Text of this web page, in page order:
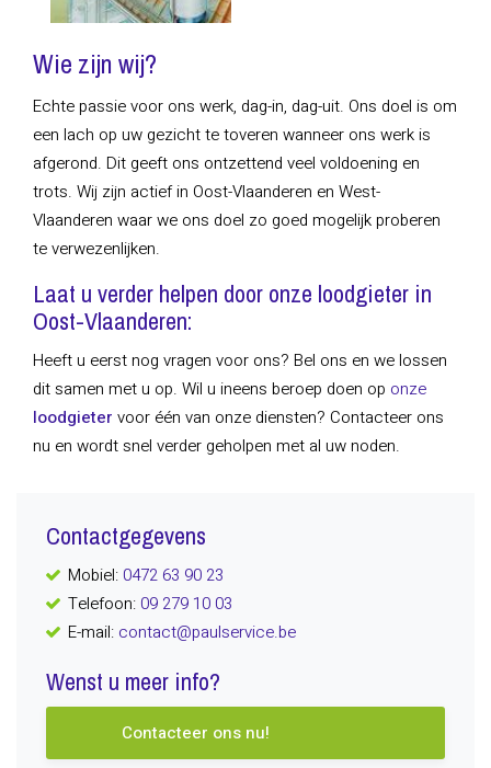
Wie zijn wij?
Echte passie voor ons werk, dag-in, dag-uit. Ons doel is om
een lach op uw gezicht te toveren wanneer ons werk is
afgerond. Dit geeft ons ontzettend veel voldoening en
trots. Wij zijn actief in Oost-Vlaanderen en West-
Vlaanderen waar we ons doel zo goed mogelijk proberen
te verwezenlijken.
Laat u verder helpen door onze loodgieter in
Oost-Vlaanderen:
Heeft u eerst nog vragen voor ons? Bel ons en we lossen
dit samen met u op. Wil u ineens beroep doen op onze
loodgieter voor één van onze diensten? Contacteer ons
nu en wordt snel verder geholpen met al uw noden.
Contactgegevens
Mobiel: 0472 63 90 23
Telefoon: 09 279 10 03
E-mail: contact@paulservice.be
Wenst u meer info?
Contacteer ons nu!